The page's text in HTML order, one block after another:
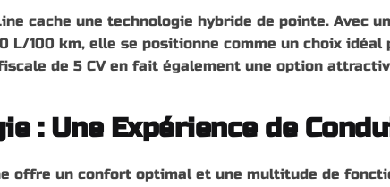
cache une technologie hybride de pointe. Avec
L/100 km, elle se positionne comme un choix
de 5 CV en fait également une option
: Une Expérience de
offre un confort optimal et une multitude de